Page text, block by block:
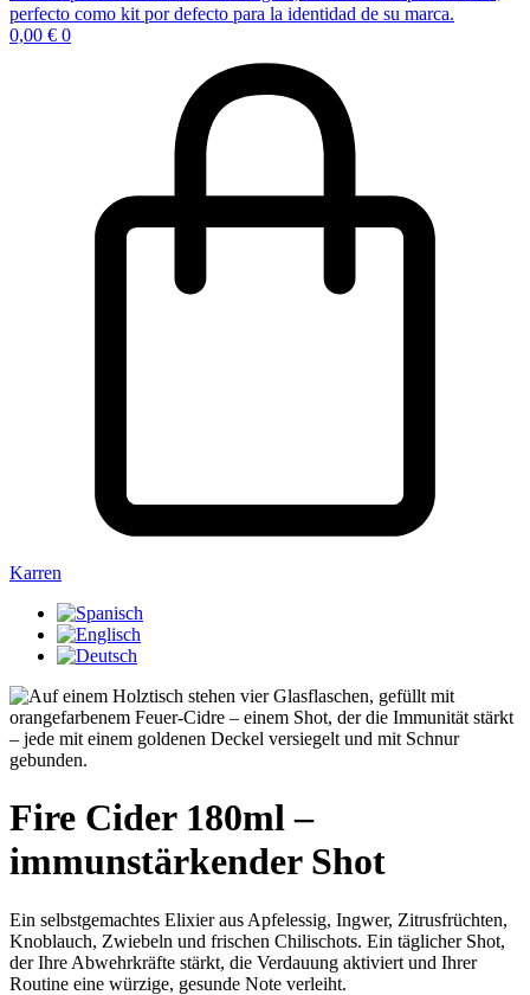
0,00 € 0
Karren
Fire Cider 180ml –
immunstärkender Shot
Ein selbstgemachtes Elixier aus Apfelessig, Ingwer, Zitrusfrüchten,
Knoblauch, Zwiebeln und frischen Chilischots. Ein täglicher Shot,
der Ihre Abwehrkräfte stärkt, die Verdauung aktiviert und Ihrer
Routine eine würzige, gesunde Note verleiht.